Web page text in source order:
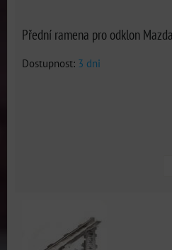
Přední ramena pro odklon
Dostupnost: 3 dni